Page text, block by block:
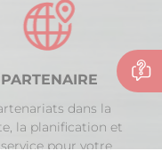
PARTENAIRE
dans la
la planification et
pour votre